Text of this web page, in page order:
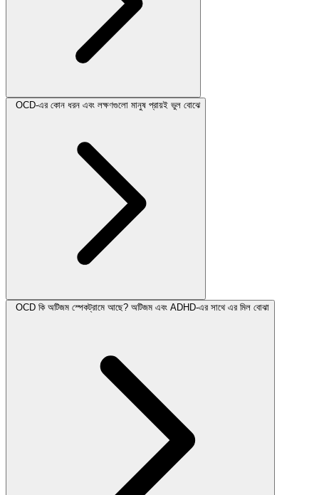
OCD-এর কোন ধরন এবং লক্ষণগুলো মানুষ প্রায়ই ভুল বোঝে
OCD কি অটিজম স্পেকট্রামে আছে? অটিজম এবং ADHD-এর সাথে এর মিল বোঝা